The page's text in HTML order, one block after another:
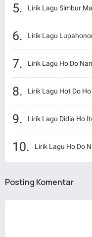
Lirik Lagu Simbur
Lirik Lagu
Lirik Lagu Ho Do
Lirik Lagu Hot Do Ho
Lirik Lagu Didia Ho
Lirik Lagu Ho Do
Posting Komentar